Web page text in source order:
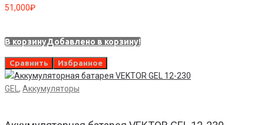
51,000₽
В корзинуДобавлено в корзину!
Сравнить Избранное
GEL , Аккумуляторы